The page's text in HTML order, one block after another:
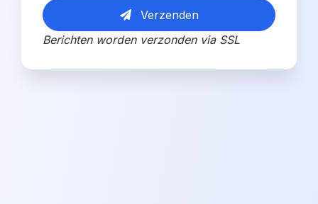
Verzenden
Berichten worden verzonden via SSL